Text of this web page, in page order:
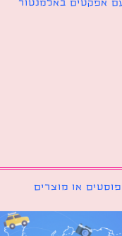
באלמנטור
מוצרים